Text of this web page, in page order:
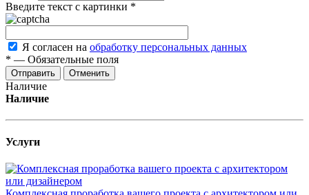
Введите текст с картинки *
Я согласен на обработку персональных данных
* — Обязательные поля
Отменить
Наличие
Наличие
Услуги